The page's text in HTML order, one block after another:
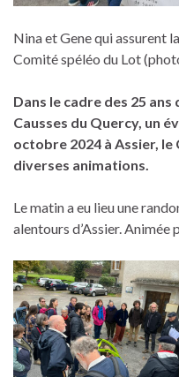
Nina et Gene qui assurent
Comité spéléo du Lot
Dans le cadre des 25
Causses du Quercy, un
octobre 2024 à Assier,
diverses animations.
Le matin a eu lieu une
alentours d’Assier.